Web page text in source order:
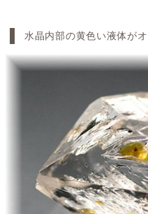
水晶内部の黄色い液体が